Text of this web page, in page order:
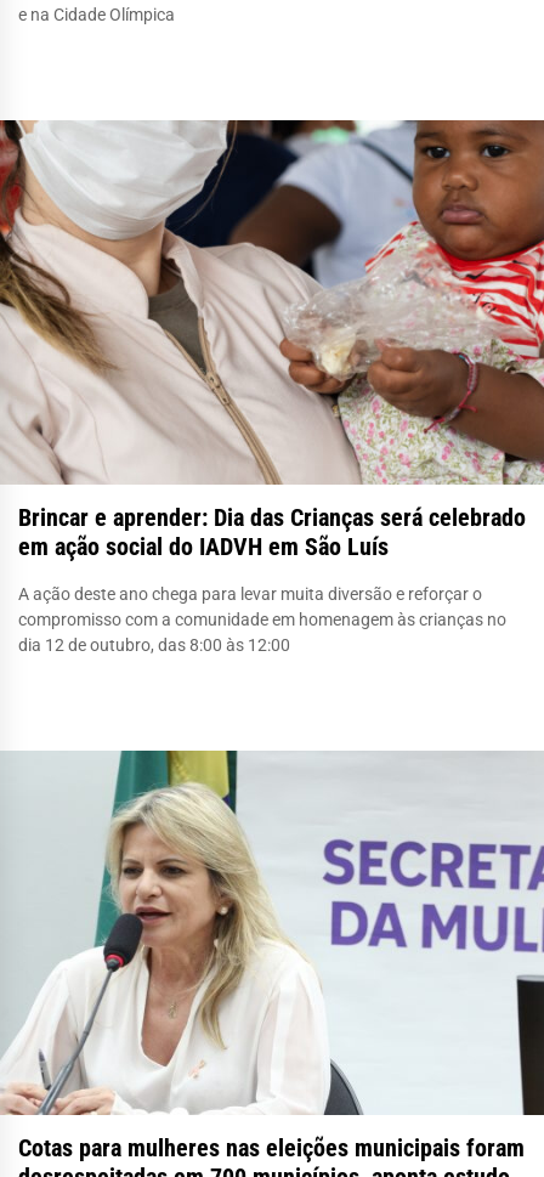
e na Cidade Olímpica
Brincar e aprender: Dia das Crianças será celebrado
em ação social do IADVH em São Luís
A ação deste ano chega para levar muita diversão e reforçar o
compromisso com a comunidade em homenagem às crianças no
dia 12 de outubro, das 8:00 às 12:00
Cotas para mulheres nas eleições municipais foram